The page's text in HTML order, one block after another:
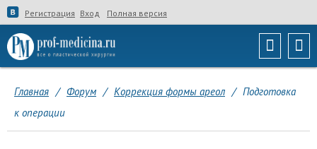
Регистрация Вход Полная версия
Главная / Форум / Коррекция формы ареол / Подготовка
к операции